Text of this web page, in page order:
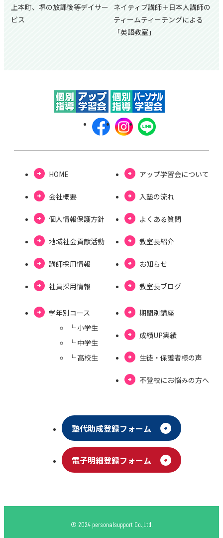
上本町、堺の放課後等デイサー
ビス
ネイティブ講師＋日本人講師の
ティームティーチングによる
「英語教室」
HOME
会社概要
個⼈情報保護⽅針
地域社会貢献活動
講師採用情報
社員採用情報
アップ学習会について
⼊塾の流れ
よくある質問
教室長紹介
お知らせ
教室⻑ブログ
学年別コース
└ ⼩学⽣
└ 中学⽣
└ ⾼校⽣
期間別講座
成績UP実績
⽣徒・保護者様の声
不登校にお悩みの⽅へ
塾代助成登録フォーム
電⼦明細登録フォーム
© 2024 personalsupport Co.,Ltd.